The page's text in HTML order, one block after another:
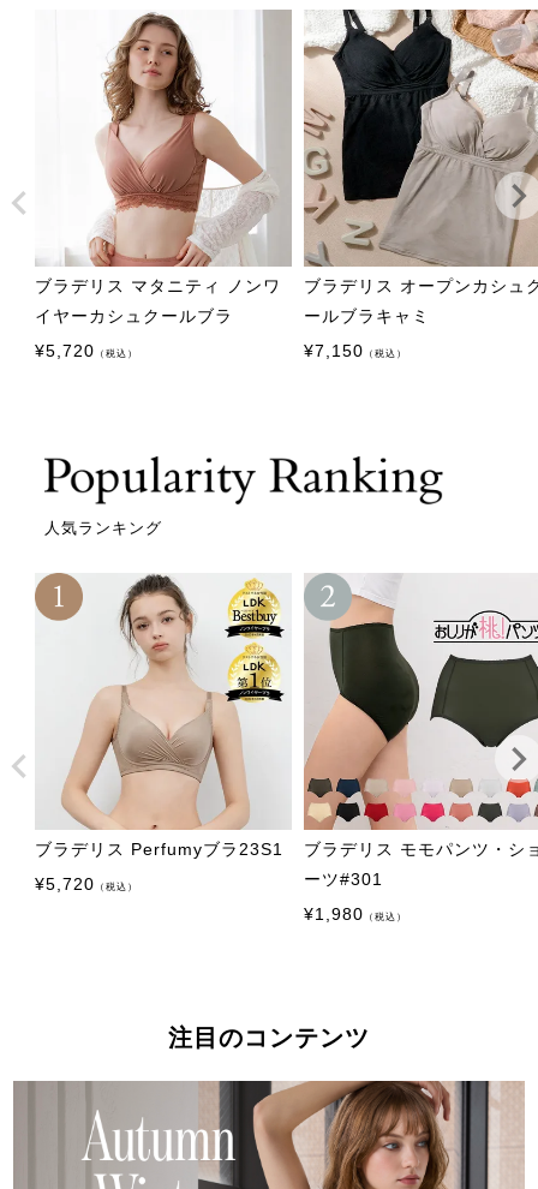
ブラデリス マタニティ ノンワ
イヤーカシュクールブラ
¥5,720 （税込）
ブラデリス オープンカシュ
ールブラキャミ
¥7,150 （税込）
人気ランキング
ブラデリス Perfumyブラ23S1
¥5,720 （税込）
ブラデリス モモパンツ・シ
ーツ#301
¥1,980 （税込）
注目のコンテンツ